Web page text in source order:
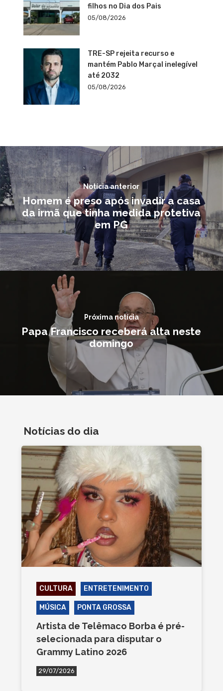
filhos no Dia dos Pais
05/08/2026
TRE-SP rejeita recurso e
mantém Pablo Marçal inelegível
até 2032
05/08/2026
Notícia anterior
Homem é preso após invadir a casa
da irmã que tinha medida protetiva
em PG
Próxima notícia
Papa Francisco receberá alta neste
domingo
Notícias do dia
CULTURA ENTRETENIMENTO
MÚSICA PONTA GROSSA
Artista de Telêmaco Borba é pré-
selecionada para disputar o
Grammy Latino 2026
29/07/2026